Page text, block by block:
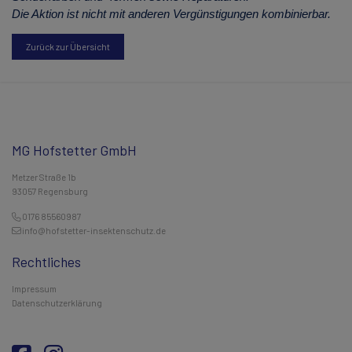
Zurück zur Übersicht
Die Aktion ist nicht mit anderen Vergünstigungen kombinierbar.
MG Hofstetter GmbH
Metzer Straße 1b
93057 Regensburg
0176 85560987
info@hofstetter-insektenschutz.de
Rechtliches
Impressum
Datenschutzerklärung